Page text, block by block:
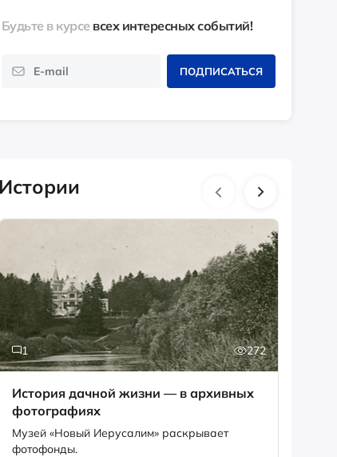
Будьте в курсе всех интересных событий!
ПОДПИСАТЬСЯ
Истории
1 272
История дачной жизни — в архивных
фотографиях
Музей «Новый Иерусалим» раскрывает
фотофонды.